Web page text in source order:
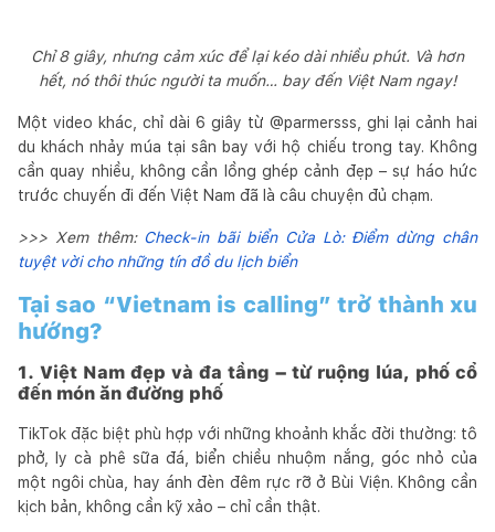
Chỉ 8 giây, nhưng cảm xúc để lại kéo dài nhiều phút. Và hơn
hết, nó thôi thúc người ta muốn… bay đến Việt Nam ngay!
Một video khác, chỉ dài 6 giây từ @parmersss, ghi lại cảnh hai
du khách nhảy múa tại sân bay với hộ chiếu trong tay. Không
cần quay nhiều, không cần lồng ghép cảnh đẹp – sự háo hức
trước chuyến đi đến Việt Nam đã là câu chuyện đủ chạm.
>>> Xem thêm: Check-in bãi biển Cửa Lò: Điểm dừng chân
tuyệt vời cho những tín đồ du lịch biển
Tại sao “Vietnam is calling” trở thành xu
hướng?
1. Việt Nam đẹp và đa tầng – từ ruộng lúa, phố cổ
đến món ăn đường phố
TikTok đặc biệt phù hợp với những khoảnh khắc đời thường: tô
phở, ly cà phê sữa đá, biển chiều nhuộm nắng, góc nhỏ của
một ngôi chùa, hay ánh đèn đêm rực rỡ ở Bùi Viện. Không cần
kịch bản, không cần kỹ xảo – chỉ cần thật.